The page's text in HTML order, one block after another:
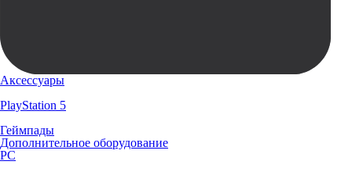
Аксессуары
PlayStation 5
Геймпады
Дополнительное оборудование
PC